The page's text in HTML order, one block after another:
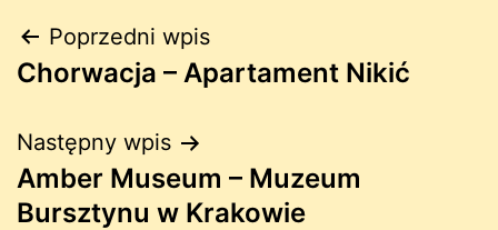
Nawigacja
wpisu
Poprzedni wpis
Chorwacja – Apartament Nikić
Następny wpis
Amber Museum – Muzeum
Bursztynu w Krakowie